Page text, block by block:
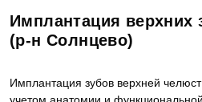
Имплантация верхних
(р-н Солнцево)
Имплантация зубов верхней